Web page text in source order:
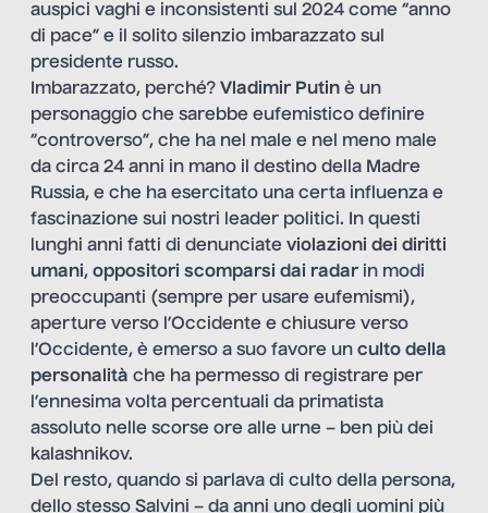
auspici vaghi e inconsistenti sul 2024 come “anno
di pace” e il solito silenzio imbarazzato sul
presidente russo.
Imbarazzato, perché? Vladimir Putin è un
personaggio che sarebbe eufemistico definire
“controverso”, che ha nel male e nel meno male
da circa 24 anni in mano il destino della Madre
Russia, e che ha esercitato una certa influenza e
fascinazione sui nostri leader politici. In questi
lunghi anni fatti di denunciate violazioni dei diritti
umani, oppositori scomparsi dai radarin modi
preoccupanti (sempre per usare eufemismi),
aperture verso l’Occidente e chiusure verso
l’Occidente, è emerso a suo favore un culto della
personalità che ha permesso di registrare per
l’ennesima volta percentuali da primatista
assoluto nelle scorse ore alle urne – ben più dei
kalashnikov.
Del resto, quando si parlava di culto della persona,
dello stesso Salvini – da anni uno degli uomini più